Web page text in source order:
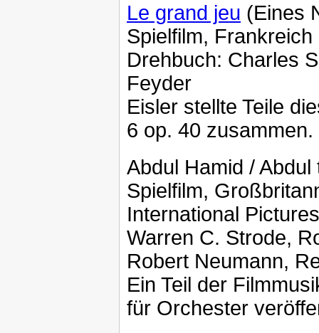
Le grand jeu (Eines
Spielfilm,
Drehbuch: Charles
Feyder
Eisler stellte Teile
6 op. 40 zusammen.
Abdul Hamid / Abdul
Spielfilm,
International
Warren C. Strode,
Robert Neumann,
Ein Teil der
für Orchester